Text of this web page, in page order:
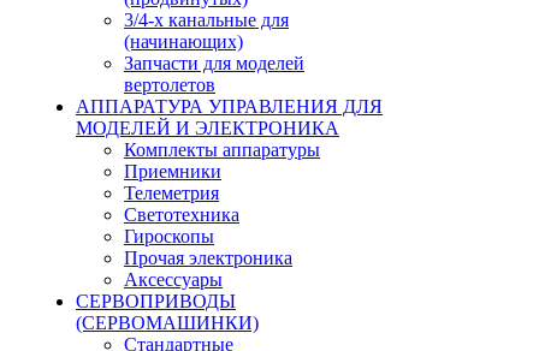
3/4-х канальные для
(начинающих)
Запчасти для моделей
вертолетов
АППАРАТУРА УПРАВЛЕНИЯ ДЛЯ
МОДЕЛЕЙ И ЭЛЕКТРОНИКА
Комплекты аппаратуры
Приемники
Телеметрия
Светотехника
Гироскопы
Прочая электроника
Аксессуары
СЕРВОПРИВОДЫ
(СЕРВОМАШИНКИ)
Стандартные